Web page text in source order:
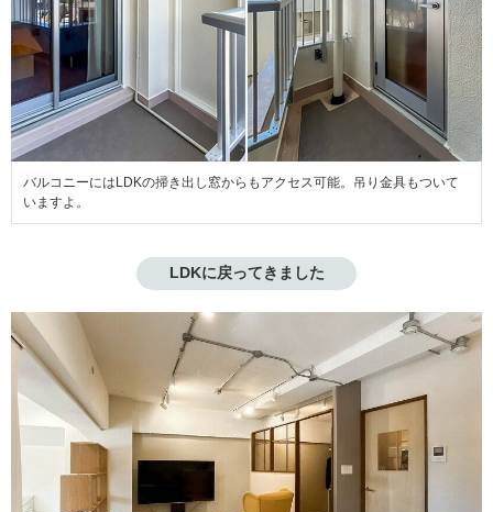
バルコニーにはLDKの掃き出し窓からもアクセス可能。吊り金具もついて
いますよ。
LDKに戻ってきました